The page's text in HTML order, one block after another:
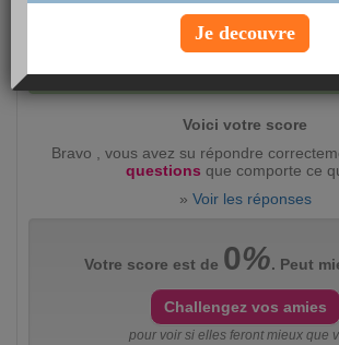
Evaluez ce quizz : intéressant (2360)
Voici votre score
Bravo , vous avez su répondre
questions que comporte ce
» Voir les réponses
Votre score est de 0%. Peut
Challengez vos amies
pour voir si elles feront mieux que
Je decouvre